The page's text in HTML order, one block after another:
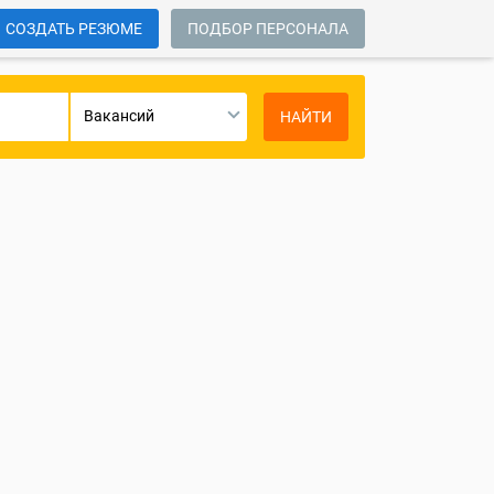
СОЗДАТЬ РЕЗЮМЕ ПОДБОР ПЕРСОНАЛА
Вакансий НАЙТИ